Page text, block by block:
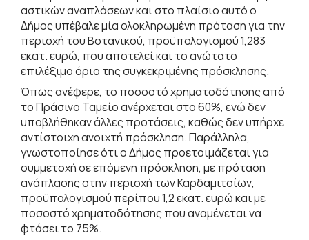
αστικών αναπλάσεων και στο πλαίσιο αυτό ο
Δήμος υπέβαλε μία ολοκληρωμένη πρόταση για την
περιοχή του Βοτανικού, προϋπολογισμού 1,283
εκατ. ευρώ, που αποτελεί και το ανώτατο
επιλέξιμο όριο της συγκεκριμένης πρόσκλησης.
Όπως ανέφερε, το ποσοστό χρηματοδότησης από
το Πράσινο Ταμείο ανέρχεται στο 60%, ενώ δεν
υποβλήθηκαν άλλες προτάσεις, καθώς δεν υπήρχε
αντίστοιχη ανοιχτή πρόσκληση. Παράλληλα,
γνωστοποίησε ότι ο Δήμος προετοιμάζεται για
συμμετοχή σε επόμενη πρόσκληση, με πρόταση
ανάπλασης στην περιοχή των Καρδαμιτσίων,
προϋπολογισμού περίπου 1,2 εκατ. ευρώ και με
ποσοστό χρηματοδότησης που αναμένεται να
φτάσει το 75%.